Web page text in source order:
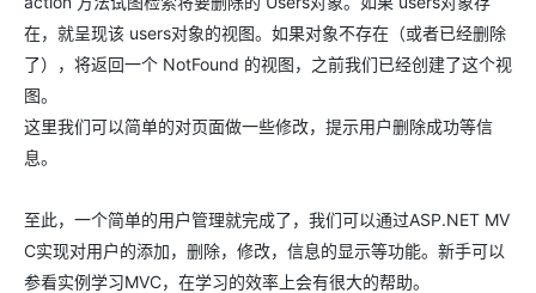
在，就呈现该 users对象的视图。如果对象不存在（或者已经删除
了），将返回一个 NotFound 的视图，之前我们已经创建了这个视
图。
这里我们可以简单的对页面做一些修改，提示用户删除成功等信
息。
至此，一个简单的用户管理就完成了，我们可以通过ASP.NET MV
C实现对用户的添加，删除，修改，信息的显示等功能。新手可以
参看实例学习MVC，在学习的效率上会有很大的帮助。